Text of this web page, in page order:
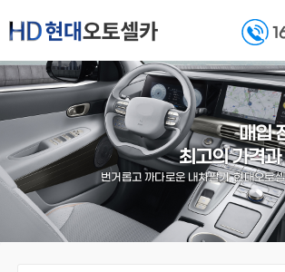
매입
최고의 가격
번거롭고 까다로운 내차팔기, 현대오토